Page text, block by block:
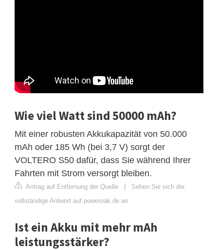
Wie viel Watt sind 50000 mAh?
Mit einer robusten Akkukapazität von 50.000
mAh oder 185 Wh (bei 3,7 V) sorgt der
VOLTERO S50 dafür, dass Sie während Ihrer
Fahrten mit Strom versorgt bleiben.
Antrag auf Entfernung der Quelle | Sehen Sie sich die
vollständige Antwort auf poweroak.de an
Ist ein Akku mit mehr mAh
leistungsstärker?